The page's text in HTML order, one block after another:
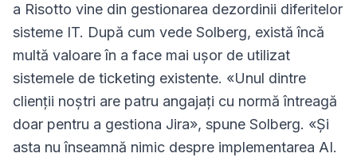
a Risotto vine din gestionarea dezordinii diferitelor
sisteme IT. După cum vede Solberg, există încă
multă valoare în a face mai ușor de utilizat
sistemele de ticketing existente. «Unul dintre
clienții noștri are patru angajați cu normă întreagă
doar pentru a gestiona Jira», spune Solberg. «Și
asta nu înseamnă nimic despre implementarea AI.